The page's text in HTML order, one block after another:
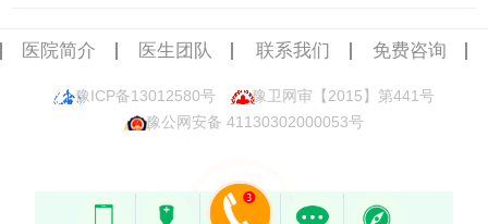
医院简介 医生团队 联系我们 免费咨询
豫ICP备13012580号
豫卫网审【2015】第441号
豫公网安备 41130302000053号